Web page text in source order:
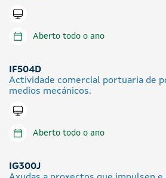
Tramitar en liña
Aberto todo o ano
IF504D
Actividade comercial portuaria de
medios mecánicos.
Tramitar en liña
Aberto todo o ano
IG300J